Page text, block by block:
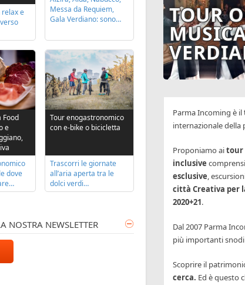
TOUR
Parma Incoming è il
internazionale della
Proponiamo aitour
inclusive
esclusive,
città Creativa per
2020+21.
Dal 2007 Parma
più importanti snodi
Scoprire il
cerca. Ed è questo
e
Messa da Requiem,
Gala Verdiano: sono…
Food
e
dove
Tour enogastronomico
con e-bike o bicicletta
Trascorri le giornate
all’aria aperta tra le
dolci verdi…
NOSTRA NEWSLETTER